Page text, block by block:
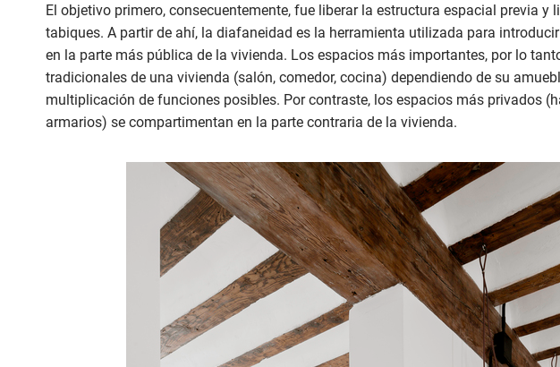
El objetivo primero, consecuentemente, fue liberar la estructura espacial previa y
tabiques. A partir de ahí, la diafaneidad es la herramienta utilizada para
en la parte más pública de la vivienda. Los espacios más importantes, por lo
tradicionales de una vivienda (salón, comedor, cocina) dependiendo de su
multiplicación de funciones posibles. Por contraste, los espacios más privados
armarios) se compartimentan en la parte contraria de la vivienda.